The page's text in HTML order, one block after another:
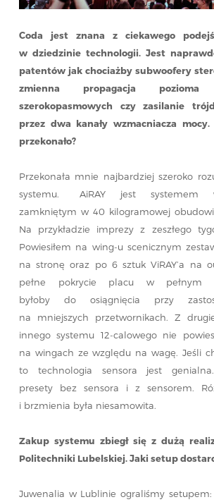
Coda jest znana z ciekawego
w dziedzinie technologii. Jest
patentów jak chociażby subwoofery
zmienna propagacja
szerokopasmowych czy zasilanie
przez dwa kanały wzmacniacza mocy.
przekonało?
Przekonała mnie najbardziej szeroko
systemu. AiRAY jest systemem
zamkniętym w 40 kilogramowej
Na przykładzie imprezy z zeszłego
Powiesiłem na wing-u scenicznym
na stronę oraz po 6 sztuk ViRAY’a na
pełne pokrycie placu w pełnym
byłoby do osiągnięcia przy
na mniejszych przetwornikach. Z
innego systemu 12-calowego nie
na wingach ze względu na wagę. Jeśli
to technologia sensora jest
presety bez sensora i z sensorem.
i brzmienia była niesamowita.
Zakup systemu zbiegł się z dużą
Politechniki Lubelskiej. Jaki setup
Juwenalia w Lublinie ograliśmy